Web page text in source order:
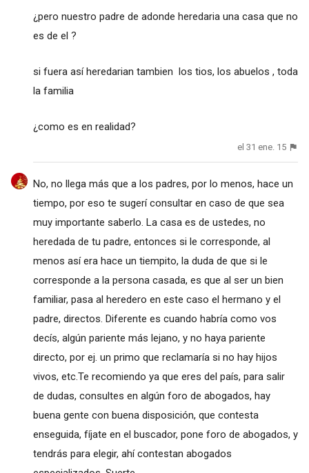
¿pero nuestro padre de adonde heredaria una casa que no
es de el ?
si fuera así heredarian tambien los tios, los abuelos , toda
la familia
¿como es en realidad?
el 31 ene. 15
No, no llega más que a los padres, por lo menos, hace un
tiempo, por eso te sugerí consultar en caso de que sea
muy importante saberlo. La casa es de ustedes, no
heredada de tu padre, entonces si le corresponde, al
menos así era hace un tiempito, la duda de que si le
corresponde a la persona casada, es que al ser un bien
familiar, pasa al heredero en este caso el hermano y el
padre, directos. Diferente es cuando habría como vos
decís, algún pariente más lejano, y no haya pariente
directo, por ej. un primo que reclamaría si no hay hijos
vivos, etc.Te recomiendo ya que eres del país, para salir
de dudas, consultes en algún foro de abogados, hay
buena gente con buena disposición, que contesta
enseguida, fíjate en el buscador, pone foro de abogados, y
tendrás para elegir, ahí contestan abogados